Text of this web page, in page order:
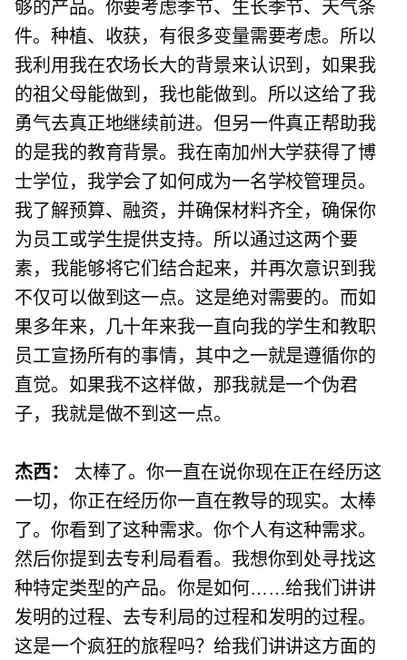
够的产品。你要考虑季节、生长季节、天气条
件。种植、收获，有很多变量需要考虑。所以
我利用我在农场长大的背景来认识到，如果我
的祖父母能做到，我也能做到。所以这给了我
勇气去真正地继续前进。但另一件真正帮助我
的是我的教育背景。我在南加州大学获得了博
士学位，我学会了如何成为一名学校管理员。
我了解预算、融资，并确保材料齐全，确保你
为员工或学生提供支持。所以通过这两个要
素，我能够将它们结合起来，并再次意识到我
不仅可以做到这一点。这是绝对需要的。而如
果多年来，几十年来我一直向我的学生和教职
员工宣扬所有的事情，其中​​之一就是遵循你的
直觉。如果我不这样做，那我就是一个伪君
子，我就是做不到这一点。
杰西：
太棒了。你一直在说你现在正在经历这
一切，你正在经历你一直在教导的现实。太棒
了。你看到了这种需求。你个人有这种需求。
然后你提到去专利局看看。我想你到处寻找这
种特定类型的产品。你是如何……给我们讲讲
发明的过程、去专利局的过程和发明的过程。
这是一个疯狂的旅程吗？给我们讲讲这方面的